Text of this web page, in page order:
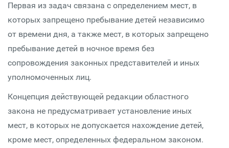
Первая из задач связана с определением мест, в
которых запрещено пребывание детей независимо
от времени дня, а также мест, в которых запрещено
пребывание детей в ночное время без
сопровождения законных представителей и иных
уполномоченных лиц.
Концепция действующей редакции областного
закона не предусматривает установление иных
мест, в которых не допускается нахождение детей,
кроме мест, определенных федеральном законом.